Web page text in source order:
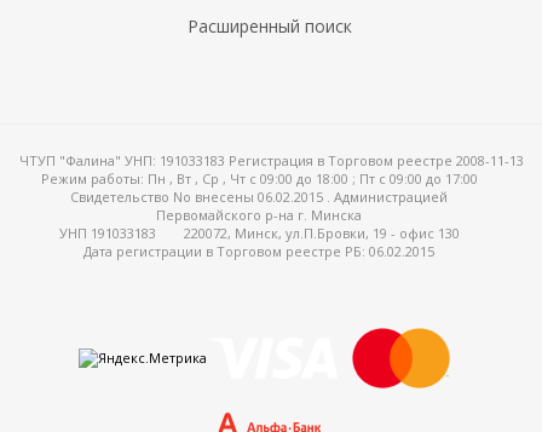
Расширенный поиск
ЧТУП "Фалина" УНП: 191033183 Регистрация в Торговом реестре 2008-11-13
Режим работы: Пн , Вт , Ср , Чт c 09:00 до 18:00 ; Пт c 09:00 до 17:00
Свидетельство No внесены 06.02.2015 . Администрацией
Первомайского р-на г. Минска
УНП 191033183
220072, Минск, ул.П.Бровки, 19 - офис 130
Дата регистрации в Торговом реестре РБ: 06.02.2015